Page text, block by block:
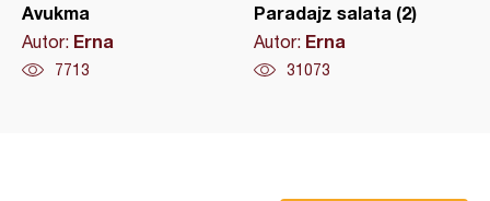
Avukma
Autor: Erna
7713
Paradajz salata (2)
Autor: Erna
31073